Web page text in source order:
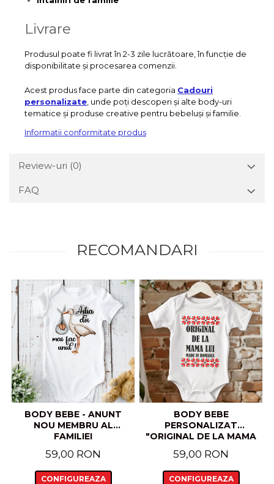
Livrare
Produsul poate fi livrat în 2-3 zile lucrătoare, în funcție de
disponibilitate și procesarea comenzii.
Acest produs face parte din categoria Cadouri
personalizate , unde poți descoperi și alte body-uri
tematice și produse creative pentru bebeluși și familie.
Informatii conformitate produs
Review-uri (0)
FAQ
RECOMANDARI
BODY BEBE - ANUNT
NOU MEMBRU AL
FAMILIEI
59,00 RON
CONFIGUREAZA
BODY BEBE
PERSONALIZAT
"ORIGINAL DE LA MAMA
CU MOTIVE
TRADITIONALE
59,00 RON
CONFIGUREAZA